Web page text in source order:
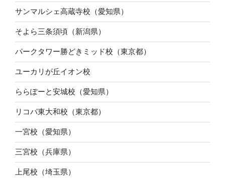
サンマルシェ高蔵寺校（愛知県）
そよら三条須頃（新潟県）
パークタワー勝どきミッド校（東京都）
ユーカリが丘イオン校
ららぽーと安城校（愛知県）
リコパ東大和校（東京都）
一宮校（愛知県）
三宮校（兵庫県）
上尾校（埼玉県）